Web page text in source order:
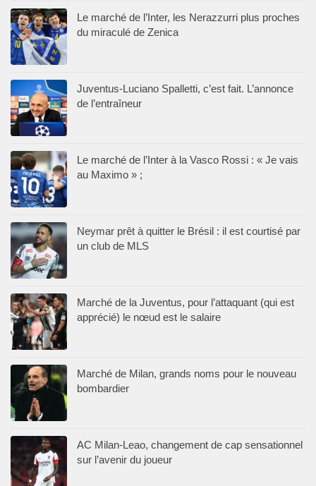
Le marché de l’Inter, les Nerazzurri plus proches
du miraculé de Zenica
Juventus-Luciano Spalletti, c’est fait. L’annonce
de l’entraîneur
Le marché de l’Inter à la Vasco Rossi : « Je vais
au Maximo » ;
Neymar prêt à quitter le Brésil : il est courtisé par
un club de MLS
Marché de la Juventus, pour l’attaquant (qui est
apprécié) le nœud est le salaire
Marché de Milan, grands noms pour le nouveau
bombardier
AC Milan-Leao, changement de cap sensationnel
sur l’avenir du joueur